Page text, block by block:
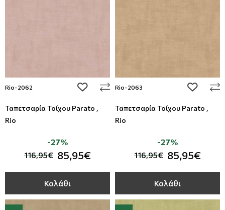
Rio-2062 add to wishlist
Ταπετσαρία Τοίχου Parato ,
Rio
116,95€ 85,95€
-27%
Καλάθι
Rio-2063 add to
Ταπετσαρία Τοίχου Parato ,
Rio
116,95€ 85,95€
-27%
Καλάθι